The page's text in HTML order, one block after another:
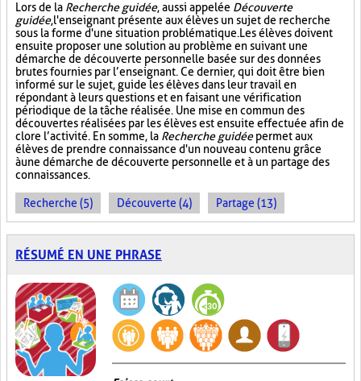
Lors de la Recherche guidée, aussi appelée Découverte
guidée, l'enseignant présente aux élèves un sujet de recherche
sous la forme d'une situation problématique. Les élèves doivent
ensuite proposer une solution au problème en suivant une
démarche de découverte personnelle basée sur des données
brutes fournies par l’enseignant. Ce dernier, qui doit être bien
informé sur le sujet, guide les élèves dans leur travail en
répondant à leurs questions et en faisant une vérification
périodique de la tâche réalisée. Une mise en commun des
découvertes réalisées par les élèves est ensuite effectuée afin de
clore l’activité. En somme, la Recherche guidéepermet aux
élèves de prendre connaissance d'un nouveau contenu grâce
à une démarche de découverte personnelle et à un partage des
connaissances.
Recherche (5) Découverte (4) Partage (13)
RÉSUMÉ EN UNE PHRASE